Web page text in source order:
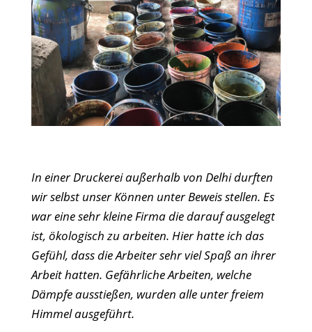
In einer Druckerei außerhalb von Delhi durften
wir selbst unser Können unter Beweis stellen. Es
war eine sehr kleine Firma die darauf ausgelegt
ist, ökologisch zu arbeiten. Hier hatte ich das
Gefühl, dass die Arbeiter sehr viel Spaß an ihrer
Arbeit hatten. Gefährliche Arbeiten, welche
Dämpfe ausstießen, wurden alle unter freiem
Himmel ausgeführt.